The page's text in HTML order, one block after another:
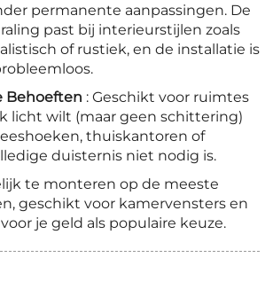
permanente aanpassingen. De
past bij interieurstijlen zoals
of rustiek, en de installatie is
Behoeften : Geschikt voor ruimtes
licht wilt (maar geen schittering)
thuiskantoren of
duisternis niet nodig is.
te monteren op de meeste
geschikt voor kamervensters en
je geld als populaire keuze.